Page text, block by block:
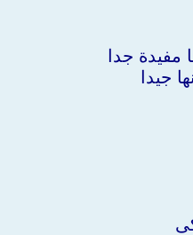
مفيدة جدا
جيدا